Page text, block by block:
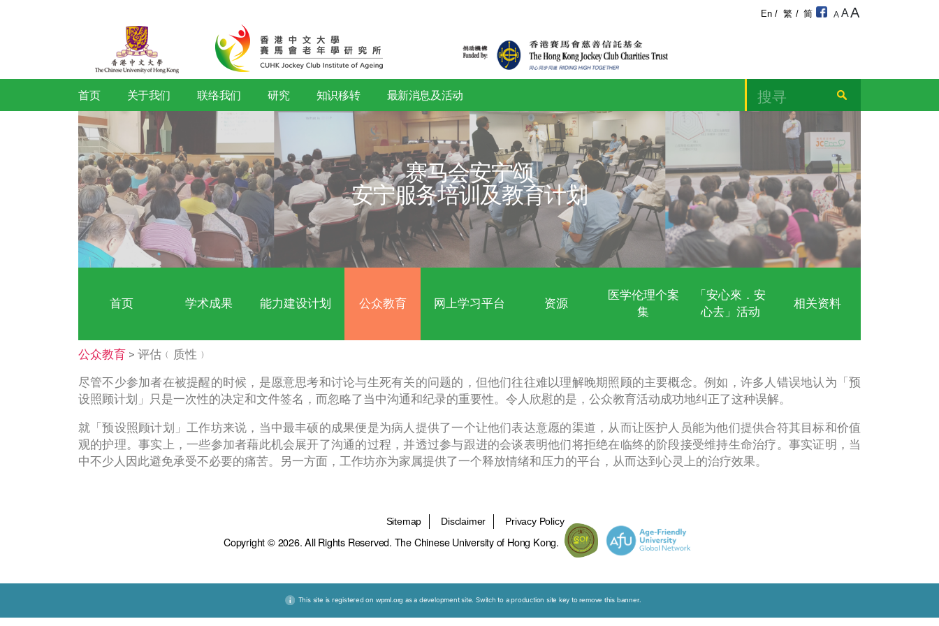
首页 关于我们 联络我们 研究 知识移转 最新消息及活动
赛马会安宁颂
安宁服务培训及教育计划
首页 学术成果 能力建设计划 公众教育 网上学习平台 资源
集
公众教育> 评估﹙质性﹚
就「预设照顾计划」工作坊来说，当中最丰硕的成果便是为病人提供了一个让他们表达意愿的渠道，从而让医护人员能为他们
观的护理。事实上，一些参加者藉此机会展开了沟通的过程，并透过参与跟进的会谈表明他们将拒绝在临终的阶段接受维持生